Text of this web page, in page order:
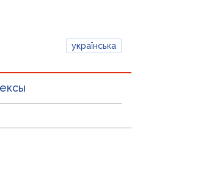
українська